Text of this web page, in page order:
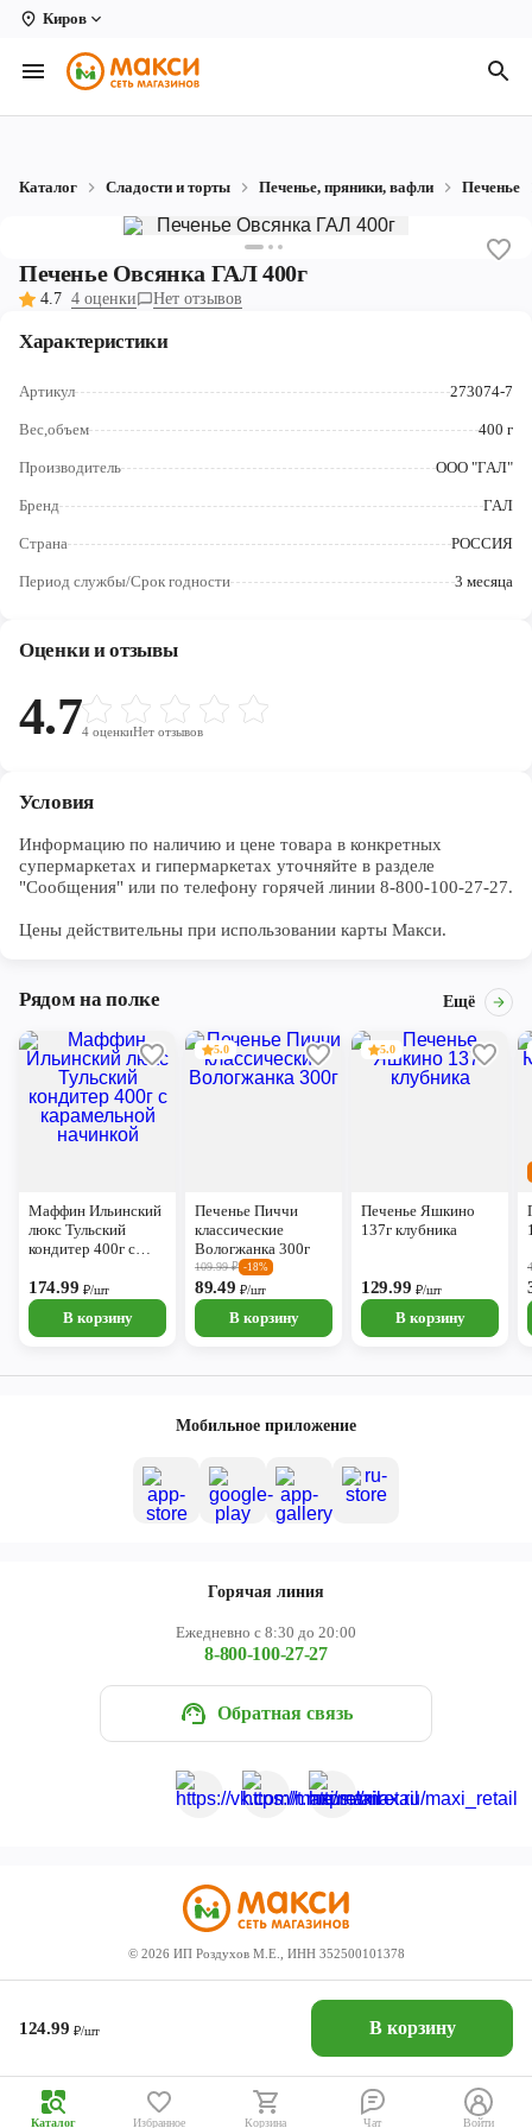
Киров
Вологда
Архангельск
Коряжма
Котлас
Новодвинск
Череповец
Ярославль
Каталог Сладости и торты Печенье, пряники, вафли Печенье
Печенье Овсянка ГАЛ 400г
4.7 4 оценки Нет отзывов
124.99 ₽/шт В корзину
Характеристики
Артикул 273074-7
Вес,объем 400 г
Производитель ООО "ГАЛ"
Бренд ГАЛ
Страна РОССИЯ
Период службы/Срок годности 3 месяца
Оценки и отзывы
4.74 оценкиНет отзывов
Условия
Информацию по наличию и цене товара в конкретных
супермаркетах и гипермаркетах уточняйте в разделе
"Сообщения" или по телефону горячей линии 8-800-100-27-27.
Цены действительны при использовании карты Макси.
Рядом на полке Ещё
Маффин Ильинский
люкс Тульский
кондитер 400г с
начинкой
174.99 ₽/шт
В корзину
5.0
Печенье Пиччи
классические
Вологжанка 300г
109.99₽ -18%
89.49₽/шт
В корзину
5.0
Печенье Яшкино
137г клубника
129.99 ₽/шт
В корзину
Мобильное приложение
Горячая линия
Ежедневно с 8:30 до 20:00
8-800-100-27-27
Обратная связь
© 2026 ИП Роздухов М.Е., ИНН 352500101378
Каталог Избранное Корзина Чат Войти